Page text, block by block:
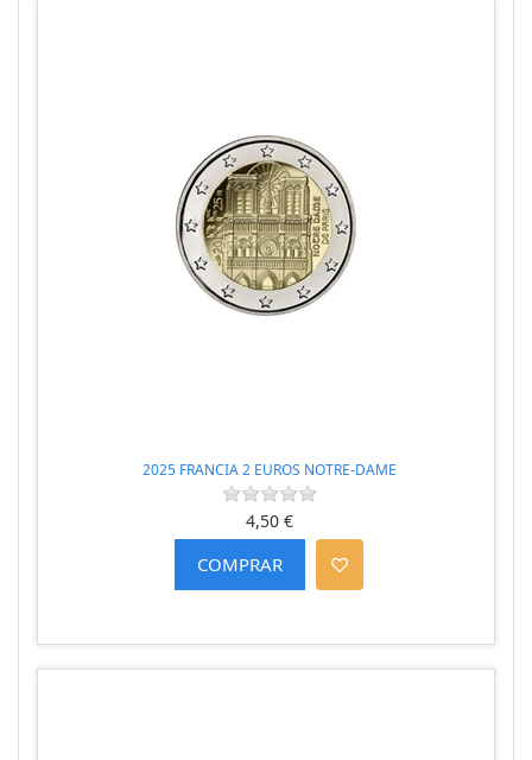
2025 FRANCIA 2 EUROS NOTRE-DAME
4,50 €